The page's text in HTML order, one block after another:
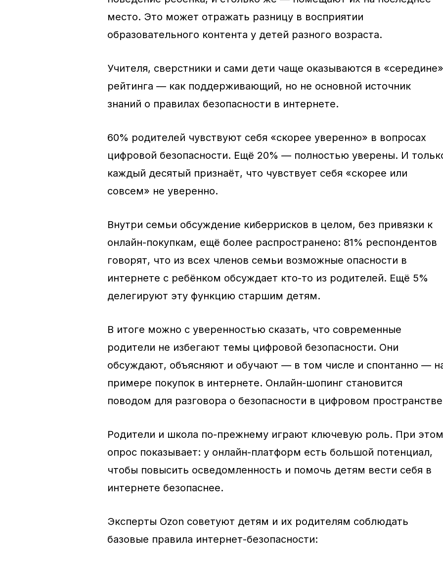
место. Это может отражать разницу в восприятии
образовательного контента у детей разного возраста.
Учителя, сверстники и сами дети чаще оказываются в «середине»
рейтинга — как поддерживающий, но не основной источник
знаний о правилах безопасности в интернете.
60% родителей чувствуют себя «скорее уверенно» в вопросах
цифровой безопасности. Ещё 20% — полностью уверены. И
каждый десятый признаёт, что чувствует себя «скорее или
совсем» не уверенно.
Внутри семьи обсуждение киберрисков в целом, без привязки к
онлайн-покупкам, ещё более распространено: 81% респондентов
говорят, что из всех членов семьи возможные опасности в
интернете с ребёнком обсуждает кто-то из родителей. Ещё 5%
делегируют эту функцию старшим детям.
В итоге можно с уверенностью сказать, что современные
родители не избегают темы цифровой безопасности. Они
обсуждают, объясняют и обучают — в том числе и спонтанно —
примере покупок в интернете. Онлайн-шопинг становится
поводом для разговора о безопасности в цифровом
Родители и школа по-прежнему играют ключевую роль. При этом
опрос показывает: у онлайн-платформ есть большой потенциал,
чтобы повысить осведомленность и помочь детям вести себя в
интернете безопаснее.
Эксперты Ozon советуют детям и их родителям соблюдать
базовые правила интернет-безопасности: